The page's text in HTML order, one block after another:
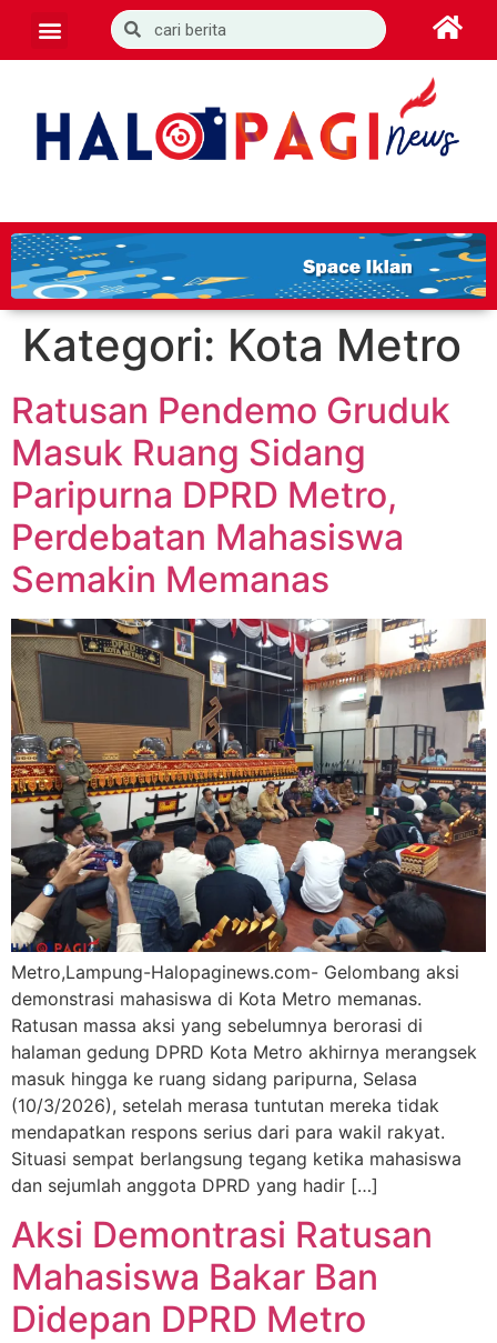
Kategori: Kota Metro
Ratusan Pendemo Gruduk
Masuk Ruang Sidang
Paripurna DPRD Metro,
Perdebatan Mahasiswa
Semakin Memanas
Metro,Lampung-Halopaginews.com- Gelombang aksi
demonstrasi mahasiswa di Kota Metro memanas.
Ratusan massa aksi yang sebelumnya berorasi di
halaman gedung DPRD Kota Metro akhirnya merangsek
masuk hingga ke ruang sidang paripurna, Selasa
(10/3/2026), setelah merasa tuntutan mereka tidak
mendapatkan respons serius dari para wakil rakyat.
Situasi sempat berlangsung tegang ketika mahasiswa
dan sejumlah anggota DPRD yang hadir […]
Aksi Demontrasi Ratusan
Mahasiswa Bakar Ban
Didepan DPRD Metro